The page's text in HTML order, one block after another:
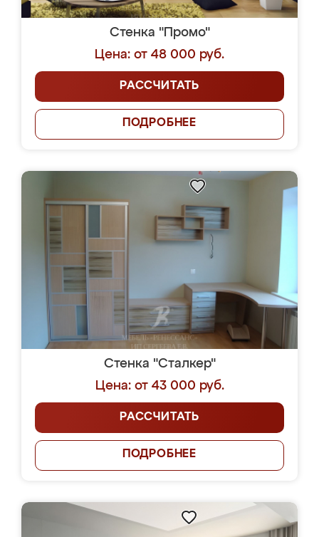
Стенка "Промо"
Цена: от 48 000 руб.
РАССЧИТАТЬ
ПОДРОБНЕЕ
Стенка "Сталкер"
Цена: от 43 000 руб.
РАССЧИТАТЬ
ПОДРОБНЕЕ